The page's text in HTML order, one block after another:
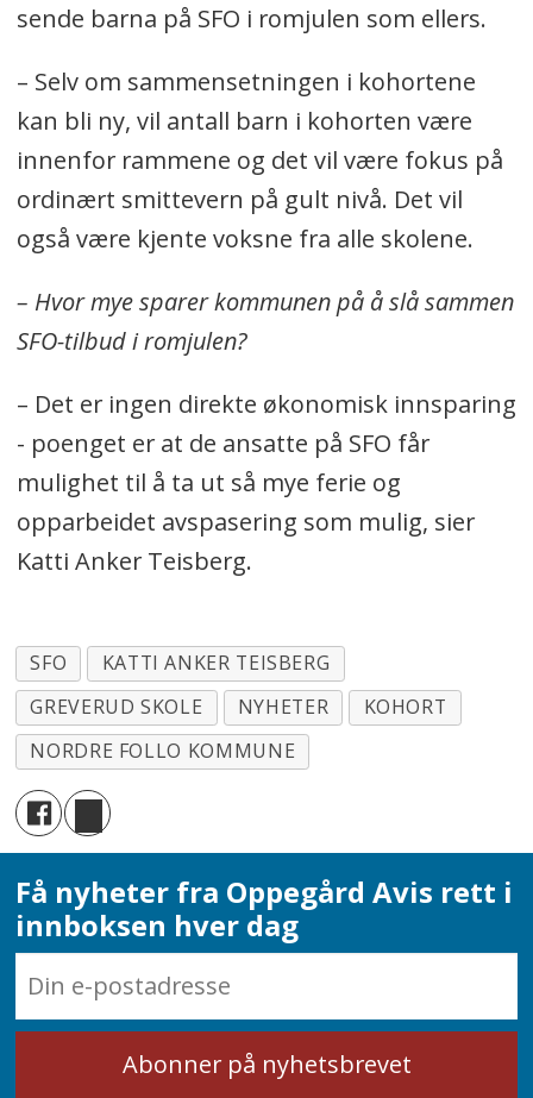
sende barna på SFO i romjulen som ellers.
– Selv om sammensetningen i kohortene
kan bli ny, vil antall barn i kohorten være
innenfor rammene og det vil være fokus på
ordinært smittevern på gult nivå. Det vil
også være kjente voksne fra alle skolene.
– Hvor mye sparer kommunen på å slå sammen
SFO-tilbud i romjulen?
– Det er ingen direkte økonomisk innsparing
- poenget er at de ansatte på SFO får
mulighet til å ta ut så mye ferie og
opparbeidet avspasering som mulig, sier
Katti Anker Teisberg.
SFO
KATTI ANKER TEISBERG
GREVERUD SKOLE
NYHETER
KOHORT
NORDRE FOLLO KOMMUNE
Få nyheter fra Oppegård Avis rett i
innboksen hver dag